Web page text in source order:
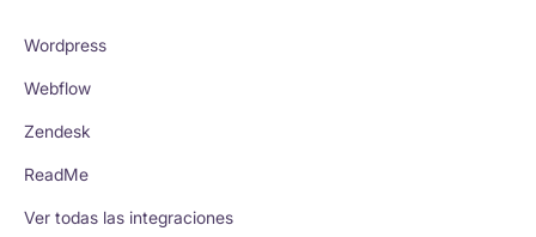
Wordpress
Webflow
Zendesk
ReadMe
Ver todas las integraciones